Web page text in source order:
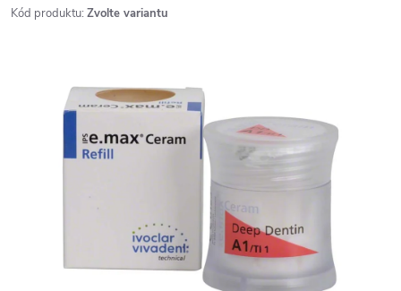
Kód produktu: Zvolte variantu